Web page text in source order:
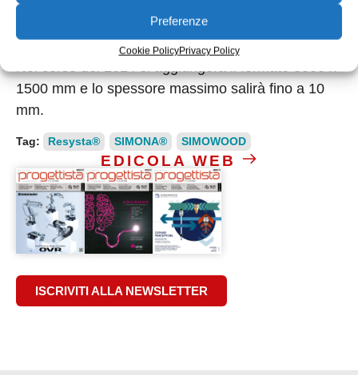
Preferenze
Cookie PolicyPrivacy Policy
formato 2000 x 1000 mm e 2500 x 1250 mm negli
spessori da 1 a 8 mm.
Nel corso del 2014 si aggiungerà il formato 3000 x
1500 mm e lo spessore massimo salirà fino a 10
mm.
Tag: Resysta® SIMONA® SIMOWOOD
EDICOLA WEB
ISCRIVITI ALLA NEWSLETTER